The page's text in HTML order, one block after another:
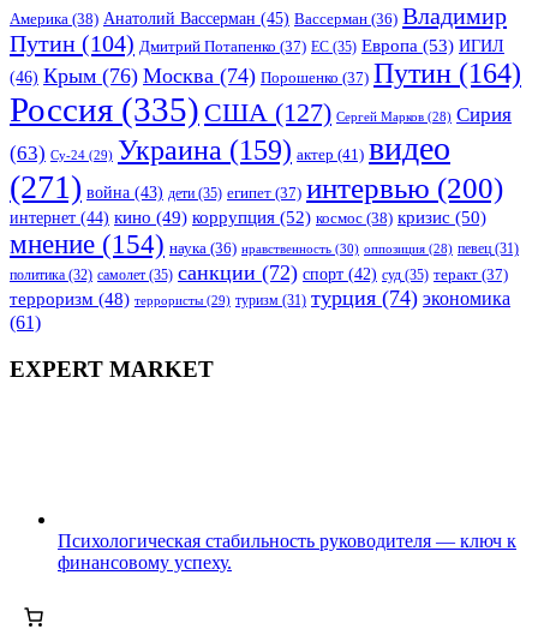
Америка (38) Анатолий Вассерман (45) Вассерман (36) Владимир
Путин (104) Дмитрий Потапенко (37) ЕС (35) Европа (53) ИГИЛ
(46) Крым (76) Москва (74) Порошенко (37) Путин (164)
Россия (335) США (127) Сергей Марков (28) Сирия
(63) Су-24 (29) Украина (159) актер (41) видео
(271) война (43) дети (35) египет (37) интервью (200)
интернет (44) кино (49) коррупция (52) космос (38) кризис (50)
мнение (154) наука (36) нравственность (30) оппозиция (28) певец (31)
политика (32) самолет (35) санкции (72) спорт (42) суд (35) теракт (37)
терроризм (48) террористы (29) туризм (31) турция (74) экономика
(61)
EXPERT MARKET
Психологическая стабильность руководителя — ключ к
финансовому успеху.